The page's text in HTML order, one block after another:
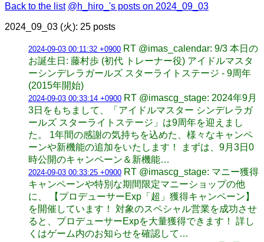
Back to the list @h_hiro_'s posts on 2024_09_03
2024_09_03 (火): 25 posts
2024-09-03 00:11:32 +0900 RT @imas_calendar: 9/3 本日の
お誕生日: 藤村歩 (初代 トレーナー役) アイドルマスタ
ーシンデレラガールズ スターライトステージ - 9周年
(2015年開始)
2024-09-03 00:33:14 +0900 RT @imascg_stage: 2024年9月
3日をもちまして、「アイドルマスター シンデレラガ
ールズ スターライトステージ」は9周年を迎えまし
た。 1年間の感謝の気持ちを込めた、様々なキャンペ
ーンや新機能の追加をいたします！ まずは、9月3日0
時公開のキャンペーン＆新機能…
2024-09-03 00:33:25 +0900 RT @imascg_stage: マニー獲得
キャンペーンや特別な期間限定マニーショップの他
に、 【プロデューサーExp「超」獲得キャンペーン】
を開催しています！ 対象のスペシャル営業を成功させ
ると、プロデューサーExpを大量獲得できます！ 詳し
くはゲーム内のお知らせを確認して…